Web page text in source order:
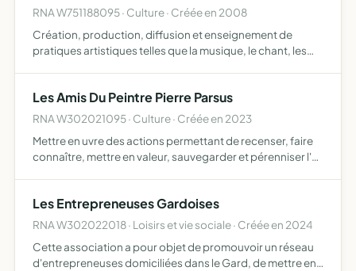
RNA W751188095 · Culture · Créée en 2008
Création, production, diffusion et enseignement de
pratiques artistiques telles que la musique, le chant, les
Les Amis Du Peintre Pierre Parsus
RNA W302021095 · Culture · Créée en 2023
Mettre en uvre des actions permettant de recenser, faire
connaître, mettre en valeur, sauvegarder et pérenniser l'
Les Entrepreneuses Gardoises
RNA W302022018 · Loisirs et vie sociale · Créée en 2024
Cette association a pour objet de promouvoir un réseau
d'entrepreneuses domiciliées dans le Gard, de mettre en